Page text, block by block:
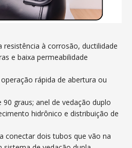
resistência à corrosão, ductilidade
e baixa permeabilidade
rápida de abertura ou
graus; anel de vedação duplo
hidrônico e distribuição de
conectar dois tubos que vão na